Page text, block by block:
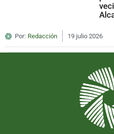
Por: Redacción 19 julio 2026